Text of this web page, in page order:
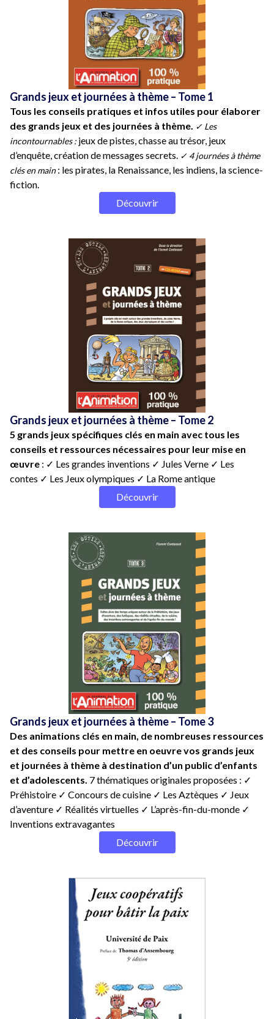
Grands jeux et journées à thème – Tome 1
Tous les conseils pratiques et infos utiles pour élaborer
des grands jeux et des journées à thème. ✓ Les
incontournables : jeux de pistes, chasse au trésor, jeux
d’enquête, création de messages secrets. ✓ 4 journées à thème
clés en main: les pirates, la Renaissance, les indiens, la science-
fiction.
Découvrir
Grands jeux et journées à thème – Tome 2
5 grands jeux spécifiques clés en main avec tous les
conseils et ressources nécessaires pour leur mise en
œuvre : ✓ Les grandes inventions ✓ Jules Verne ✓ Les
contes ✓ Les Jeux olympiques ✓ La Rome antique
Découvrir
Grands jeux et journées à thème – Tome 3
Des animations clés en main, de nombreuses ressources
et des conseils pour mettre en oeuvre vos grands jeux
et journées à thème à destination d’un public d’enfants
et d’adolescents. 7 thématiques originales proposées : ✓
Préhistoire ✓ Concours de cuisine ✓ Les Aztèques ✓ Jeux
d’aventure ✓ Réalités virtuelles ✓ L’après-fin-du-monde ✓
Inventions extravagantes
Découvrir